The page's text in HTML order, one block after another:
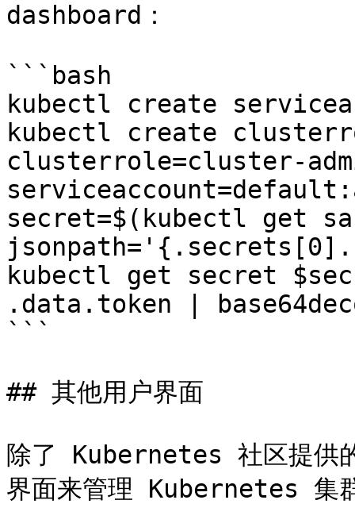
dashboard：
```bash
kubectl create
kubectl create
clusterrole=cluster-
secret=$(kubectl get
kubectl get secret
.data.token |
```
## 其他用户界面
除了 Kubernetes 社区提供
界面来管理 Kubernetes 集